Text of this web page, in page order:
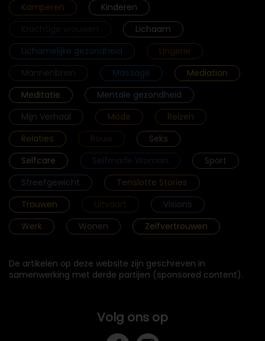
Kamperen
Kinderen
Lichaam
Lichamelijke gezondheid
Lingerie
Mannenbrein
Massage
Mediation
Meditatie
Mentale gezondheid
Mijn Verhaal
Mode
Reizen
Relaties
Rouw
Seks
Selfcare
Selfmade Woman
Sport
Streefgewicht
Tenslotte Stories
Trouwen
Uitvaart
Visions
Werk
Wonen Zelfvertrouwen
De artikelen op deze website zijn geschreven in
samenwerking met derde partijen (sponsored content).
Volg ons op